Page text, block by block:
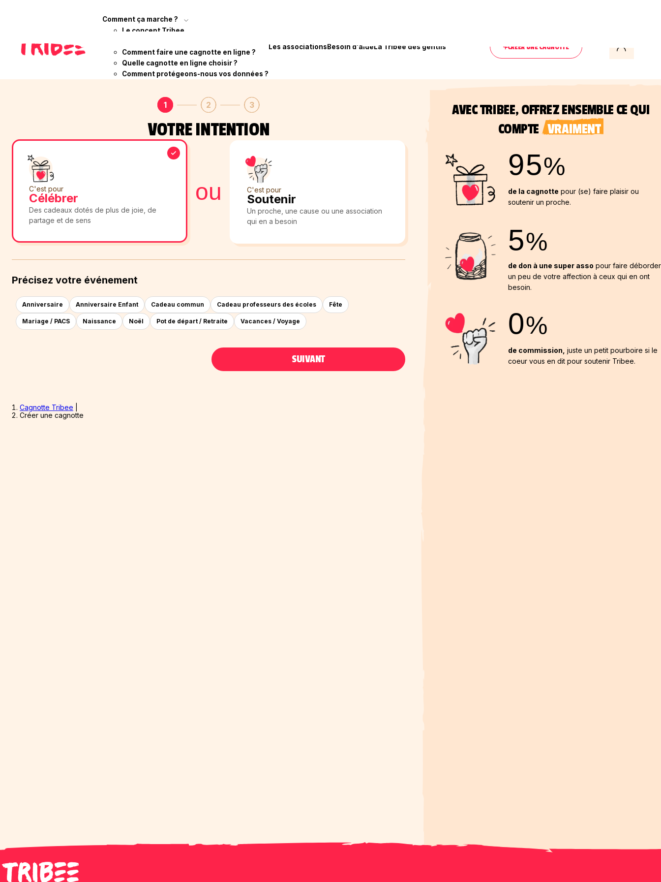
Comment ça marche ?
Le concept Tribee
Comment faire une cagnotte en ligne ?
Quelle cagnotte en ligne choisir ?
Comment protégeons-nous vos données ?
Les associationsBesoin d'aideLa Tribee des gentils CRÉER UNE CAGNOTTE
1
Évènement 2
Détails 3
Association
VOTRE INTENTION
C'est pour
Célébrer
Des cadeaux dotés de plus de joie, de
partage et de sens
ou C'est pour
Soutenir
Un proche, une cause ou une association
qui en a besoin
Précisez votre événement
Anniversaire Anniversaire Enfant Cadeau commun Cadeau professeurs des écoles Fête
Mariage / PACS Naissance Noël Pot de départ / Retraite Vacances / Voyage
SUIVANT
Cagnotte Tribee
Créer une cagnotte
AVEC TRIBEE, OFFREZ ENSEMBLE CE QUI
COMPTE VRAIMENT
95%
de la cagnotte pour (se) faire plaisir ou
soutenir un proche.
5%
de don à une super asso pour faire déborder
un peu de votre affection à ceux qui en ont
besoin.
0%
de commission, juste un petit pourboire si le
coeur vous en dit pour soutenir Tribee.